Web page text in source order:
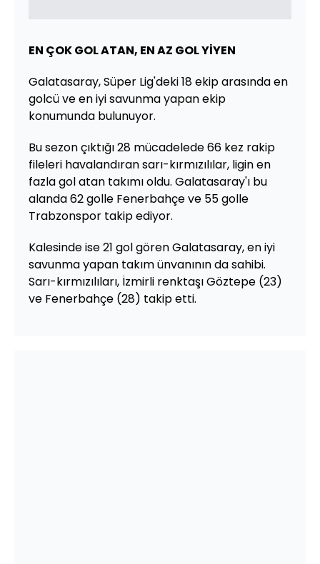
EN ÇOK GOL ATAN, EN AZ GOL YİYEN
Galatasaray, Süper Lig'deki 18 ekip arasında en
golcü ve en iyi savunma yapan ekip
konumunda bulunuyor.
Bu sezon çıktığı 28 mücadelede 66 kez rakip
fileleri havalandıran sarı-kırmızılılar, ligin en
fazla gol atan takımı oldu. Galatasaray'ı bu
alanda 62 golle Fenerbahçe ve 55 golle
Trabzonspor takip ediyor.
Kalesinde ise 21 gol gören Galatasaray, en iyi
savunma yapan takım ünvanının da sahibi.
Sarı-kırmızılıları, İzmirli renktaşı Göztepe (23)
ve Fenerbahçe (28) takip etti.